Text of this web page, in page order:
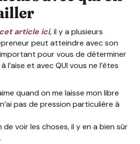
cet article ici,il y a plusieurs
peut atteindre avec son
pour vous de déterminer
l’aise et avec QUI vous ne l’êtes
quand on me laisse mon libre
pas de pression particulière à
de voir les choses, il y en a bien sûr